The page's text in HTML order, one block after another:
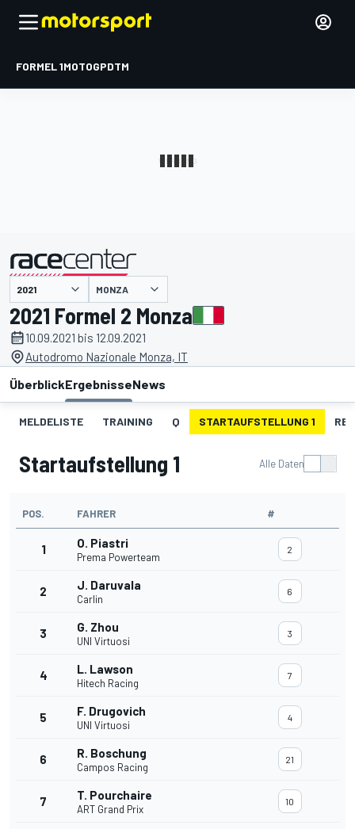
FORMEL 1MOTOGPDTM
MONZA
2021 Formel 2 Monza
10.09.2021 bis 12.09.2021
Autodromo Nazionale Monza, IT
ÜberblickErgebnisseNews
MELDELISTE TRAINING Q STARTAUFSTELLUNG 1
Startaufstellung 1 Alle Daten
POS. FAHRER #
1 O. Piastri
Prema Powerteam
2
2 J. Daruvala
Carlin
6
3 G. Zhou
UNI Virtuosi
3
4 L. Lawson
Hitech Racing
7
5 F. Drugovich
UNI Virtuosi
4
6 R. Boschung
Campos Racing
21
7 T. Pourchaire
ART Grand Prix
10